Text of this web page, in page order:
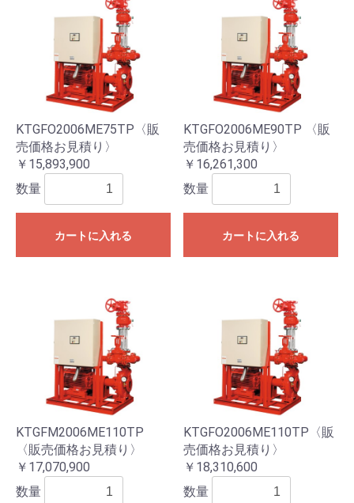
KTGFO2006ME75TP〈販
売価格お見積り〉
￥15,893,900
数量
カートに入れる
KTGFO2006ME90TP 〈販
売価格お見積り〉
￥16,261,300
数量
カートに入れる
KTGFM2006ME110TP
〈販売価格お見積り〉
￥17,070,900
数量
KTGFO2006ME110TP〈販
売価格お見積り〉
￥18,310,600
数量